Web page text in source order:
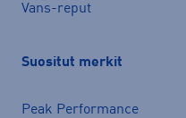
Vans-reput
Suositut merkit
Peak Performance